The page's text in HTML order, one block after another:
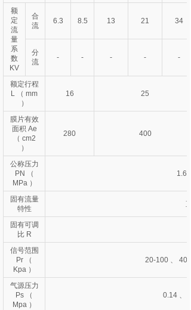
额
定
流
量
系
数
KV
合
流
6.3 8.5 13 21 34
分
流
- - - - -
额定行程
L （ mm
）
16 25
膜片有效
面积 Ae
（ cm2
）
280 400
公称压力
PN （
MPa ）
1.6
固有流量
特性
固有可调
比 R
信号范围
Pr （
Kpa ）
20-100 、
气源压力
Ps （
Mpa ）
0.14 、